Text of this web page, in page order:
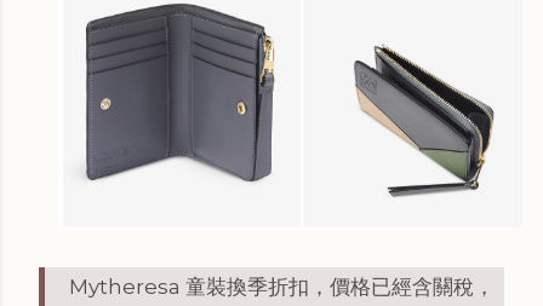
Mytheresa 童裝換季折扣，價格已經含關稅，